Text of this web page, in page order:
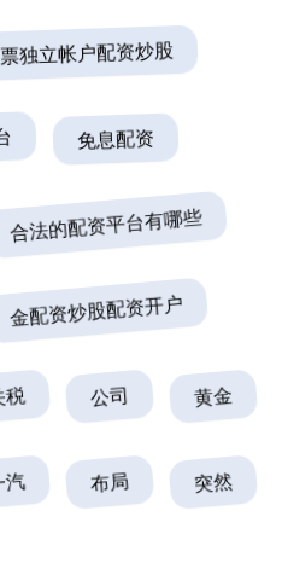
独立帐户配资炒股
免息配资
合法的配资平台有哪些
金配资炒股配资开户
税 公司 黄金
汽 布局 突然